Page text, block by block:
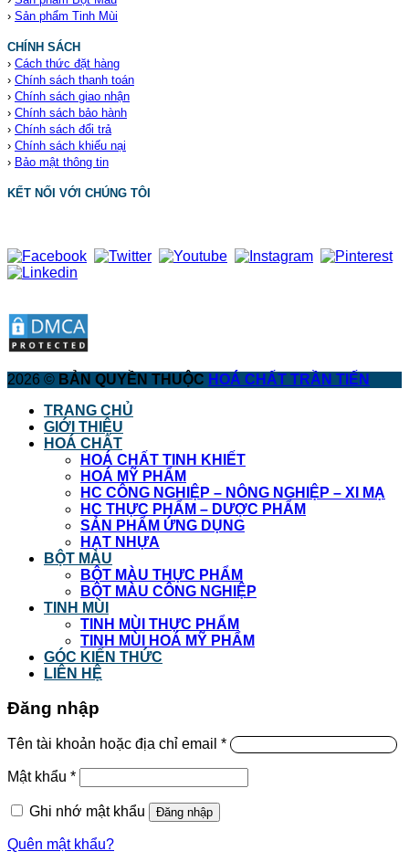
› Sản phẩm Tinh Mùi
CHÍNH SÁCH
› Cách thức đặt hàng
› Chính sách thanh toán
› Chính sách giao nhận
› Chính sách bảo hành
› Chính sách đổi trả
› Chính sách khiếu nại
› Bảo mật thông tin
KẾT NỐI VỚI CHÚNG TÔI
2026 © BẢN QUYỀN THUỘC HOÁ CHẤT TRẦN TIẾN
TRANG CHỦ
GIỚI THIỆU
HOÁ CHẤT
HOÁ CHẤT TINH KHIẾT
HOÁ MỸ PHẨM
HC CÔNG NGHIỆP – NÔNG NGHIỆP – XI MẠ
HC THỰC PHẨM – DƯỢC PHẨM
SẢN PHẨM ỨNG DỤNG
HẠT NHỰA
BỘT MÀU
BỘT MÀU THỰC PHẨM
BỘT MÀU CÔNG NGHIỆP
TINH MÙI
TINH MÙI THỰC PHẨM
TINH MÙI HOÁ MỸ PHẨM
GÓC KIẾN THỨC
LIÊN HỆ
Đăng nhập
Tên tài khoản hoặc địa chỉ email *
Mật khẩu *
Ghi nhớ mật khẩu Đăng nhập
Quên mật khẩu?